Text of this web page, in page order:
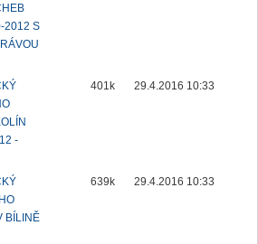
2012 S
-
401k 29.4.2016 10:33
BÍLINĚ
639k 29.4.2016 10:33